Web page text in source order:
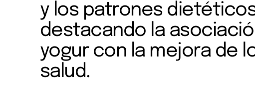
y los patrones
destacando la
yogur con la mejora de
salud.